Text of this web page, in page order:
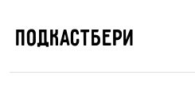
ПОДКАСТБЕРИ